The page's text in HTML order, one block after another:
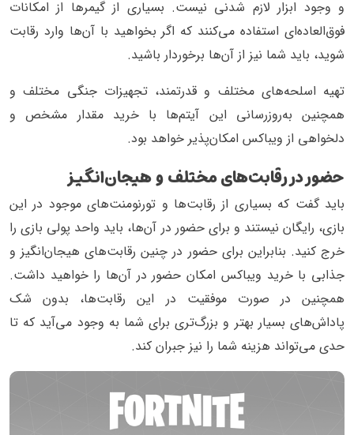
و وجود ابزار لازم شدنی نیست. بسیاری از گیمرها از امکانات
فوق‌العاده‌ای استفاده می‌کنند که اگر بخواهید با آن‌ها وارد رقابت
شوید، باید شما نیز از آن‌ها برخوردار باشید.
تهیه اسلحه‌های مختلف و قدرتمند، تجهیزات جنگی مختلف و
همچنین به‌روزرسانی این آیتم‌ها با خرید مقدار مشخص و
دلخواهی از ویباکس امکان‌پذیر خواهد بود.
حضور در رقابت‌های مختلف و هیجان‌انگیز
باید گفت که بسیاری از رقابت‌ها و تورنومنت‌های موجود در این
بازی، رایگان نیستند و برای حضور در آن‌ها، باید واحد پولی بازی را
خرج کنید. بنابراین برای حضور در چنین رقابت‌های هیجان‌انگیز و
جذابی با خرید ویباکس امکان حضور در آن‌ها را خواهید داشت.
همچنین در صورت موفقیت در این رقابت‌ها، بدون شک
پاداش‌های بسیار بهتر و بزرگ‌تری برای شما به وجود می‌آید که تا
حدی می‌تواند هزینه شما را نیز جبران کند.